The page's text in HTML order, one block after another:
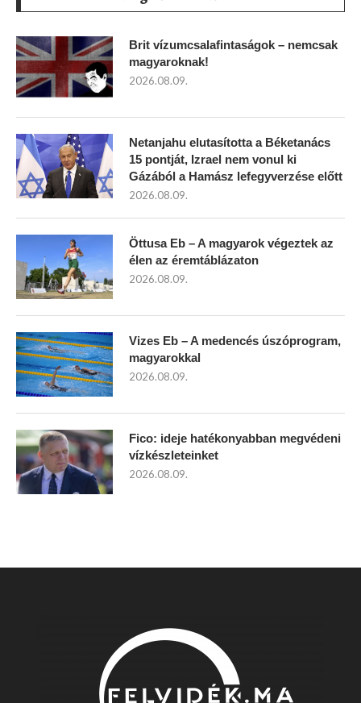
Brit vízumcsalafintaságok – nemcsak
magyaroknak!
2026.08.09.
Netanjahu elutasította a Béketanács
15 pontját, Izrael nem vonul ki
Gázából a Hamász lefegyverzése előtt
2026.08.09.
Öttusa Eb – A magyarok végeztek az
élen az éremtáblázaton
2026.08.09.
Vizes Eb – A medencés úszóprogram,
magyarokkal
2026.08.09.
Fico: ideje hatékonyabban megvédeni
vízkészleteinket
2026.08.09.